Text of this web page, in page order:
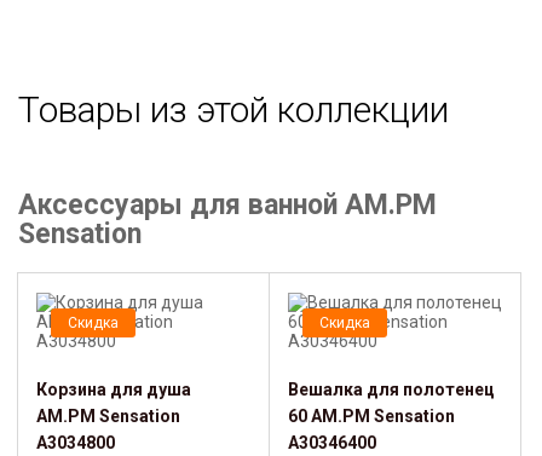
Товары из этой коллекции
Аксессуары для ванной AM.PM
Sensation
Скидка
Корзина для душа
AM.PM Sensation
A3034800
Скидка
Вешалка для полотенец
60 AM.PM Sensation
A30346400